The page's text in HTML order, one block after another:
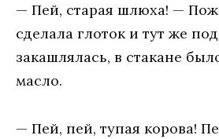
— Пей, старая шлюха! —
сделала глоток и тут же
закашлялась, в стакане
масло.
— Пей, пей, тупая корова!